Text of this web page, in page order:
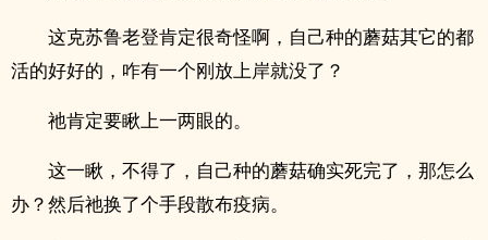
这克苏鲁老登肯定很奇怪啊，自己种的蘑菇其它的都
活的好好的，咋有一个刚放上岸就没了？
祂肯定要瞅上一两眼的。
这一瞅，不得了，自己种的蘑菇确实死完了，那怎么
办？然后祂换了个手段散布疫病。